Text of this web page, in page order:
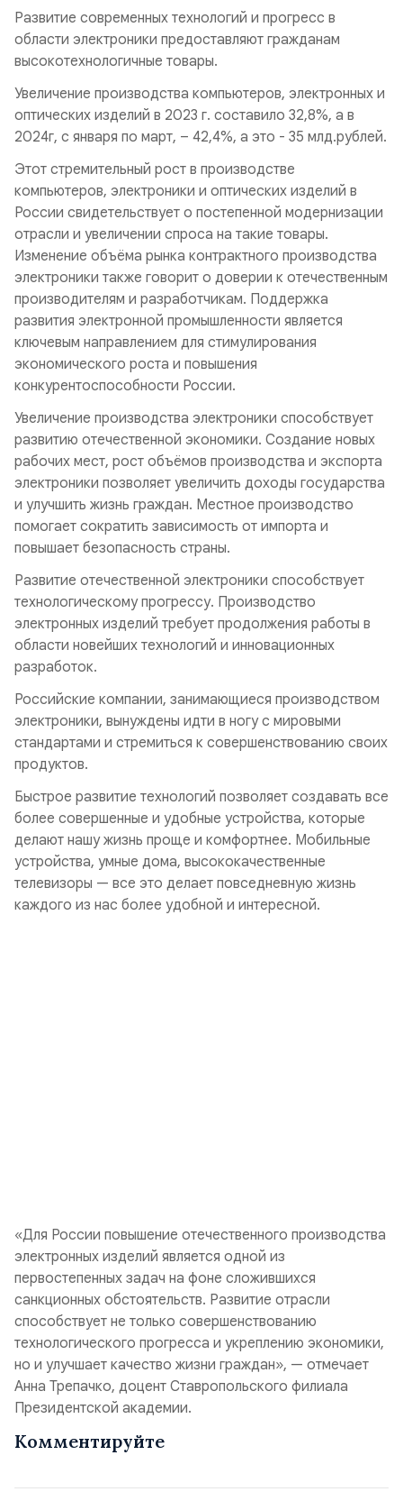
Развитие современных технологий и прогресс в
области электроники предоставляют гражданам
высокотехнологичные товары.
Увеличение производства компьютеров, электронных и
оптических изделий в 2023 г. составило 32,8%, а в
2024г, с января по март, – 42,4%, а это - 35 млд.рублей.
Этот стремительный рост в производстве
компьютеров, электроники и оптических изделий в
России свидетельствует о постепенной модернизации
отрасли и увеличении спроса на такие товары.
Изменение объёма рынка контрактного производства
электроники также говорит о доверии к отечественным
производителям и разработчикам. Поддержка
развития электронной промышленности является
ключевым направлением для стимулирования
экономического роста и повышения
конкурентоспособности России.
Увеличение производства электроники способствует
развитию отечественной экономики. Создание новых
рабочих мест, рост объёмов производства и экспорта
электроники позволяет увеличить доходы государства
и улучшить жизнь граждан. Местное производство
помогает сократить зависимость от импорта и
повышает безопасность страны.
Развитие отечественной электроники способствует
технологическому прогрессу. Производство
электронных изделий требует продолжения работы в
области новейших технологий и инновационных
разработок.
Российские компании, занимающиеся производством
электроники, вынуждены идти в ногу с мировыми
стандартами и стремиться к совершенствованию своих
продуктов.
Быстрое развитие технологий позволяет создавать все
более совершенные и удобные устройства, которые
делают нашу жизнь проще и комфортнее. Мобильные
устройства, умные дома, высококачественные
телевизоры — все это делает повседневную жизнь
каждого из нас более удобной и интересной.
«Для России повышение отечественного производства
электронных изделий является одной из
первостепенных задач на фоне сложившихся
санкционных обстоятельств. Развитие отрасли
способствует не только совершенствованию
технологического прогресса и укреплению экономики,
но и улучшает качество жизни граждан», — отмечает
Анна Трепачко, доцент Ставропольского филиала
Президентской академии.
Комментируйте